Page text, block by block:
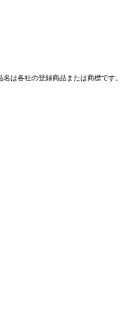
は各社の登録商品または商標です。